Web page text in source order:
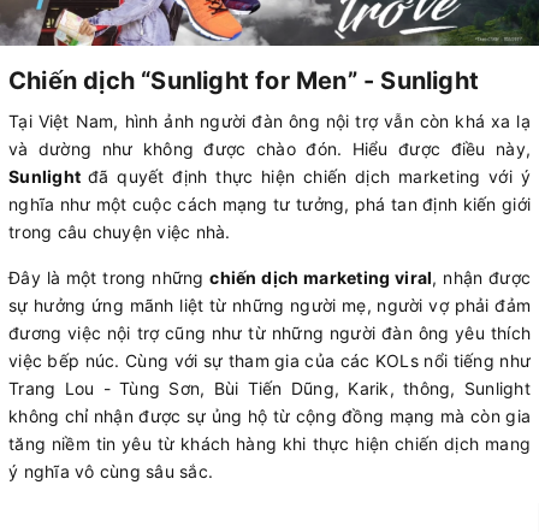
Chiến dịch “Sunlight for Men” - Sunlight
Tại Việt Nam, hình ảnh người đàn ông nội trợ vẫn còn khá xa lạ
và dường như không được chào đón. Hiểu được điều này,
Sunlight đã quyết định thực hiện chiến dịch marketing với ý
nghĩa như một cuộc cách mạng tư tưởng, phá tan định kiến giới
trong câu chuyện việc nhà.
Đây là một trong nhữngchiến dịch marketing viral, nhận được
sự hưởng ứng mãnh liệt từ những người mẹ, người vợ phải đảm
đương việc nội trợ cũng như từ những người đàn ông yêu thích
việc bếp núc. Cùng với sự tham gia của các KOLs nổi tiếng như
Trang Lou - Tùng Sơn, Bùi Tiến Dũng, Karik, thông, Sunlight
không chỉ nhận được sự ủng hộ từ cộng đồng mạng mà còn gia
tăng niềm tin yêu từ khách hàng khi thực hiện chiến dịch mang
ý nghĩa vô cùng sâu sắc.